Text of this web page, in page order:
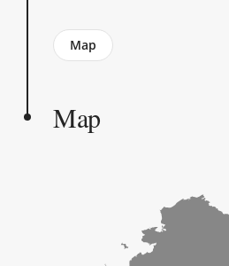
Jump
to
Map
Map